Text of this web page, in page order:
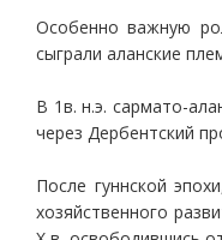
Особенно важную
сыграли аланские
В 1в. н.э. сармато-
через Дербентский
После гуннской
хозяйственного